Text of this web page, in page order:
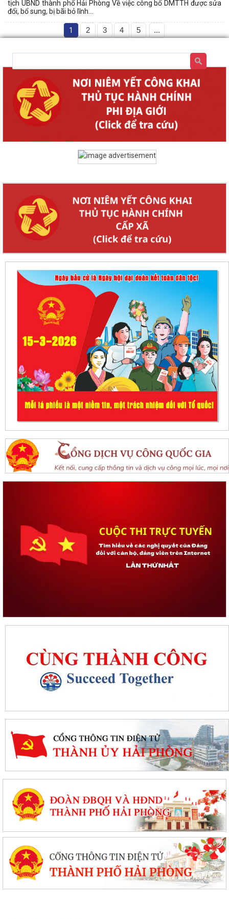
tịch UBND thành phố Hải Phòng Về việc công bố DMTTH được sửa
đổi, bổ sung, bị bãi bỏ lĩnh...
1 2 3 4 5 ...